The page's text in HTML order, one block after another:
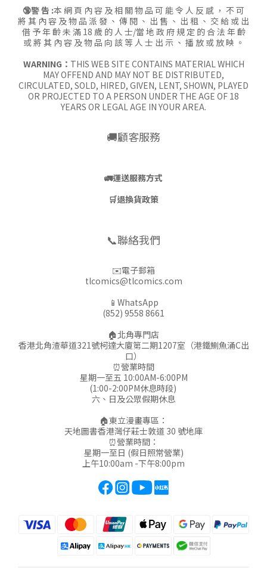
🔞警 告 :本 網 頁 內 容 及 相 關 物 品 可 能 令 人 反 感 ， 不 可
將 其 內 容 及 物 品 派 發 、 傳 閱 、 出 售 、 出 租 、 交 給 或 出
借 予 年 齡 未 滿 18 歲 的 人 士/當 地 政 府 規 定 的 合 法 年 齡
或 將 其 內 容 及 物 品 向 該 等 人 士 出 示 、 播 放 或 放 映 。
WARNING： THIS WEB SITE CONTAINS MATERIAL WHICH
MAY OFFEND AND MAY NOT BE DISTRIBUTED,
CIRCULATED, SOLD, HIRED, GIVEN, LENT, SHOWN, PLAYED
OR PROJECTED TO A PERSON UNDER THE AGE OF 18
YEARS OR LEGAL AGE IN YOUR AREA.
🚚顧客服務
🚛運送服務方式
🛒退換貨政策
📞聯絡我們
✉️電子郵箱
tlcomics@tlcomics.com
📱WhatsApp
(852) 9558 8661
🏠北角專門店
香港北角渣華道321號柯達大廈第二期1207室（港鐵鰂魚涌C出
口）
⏰營業時間
星期一至五 10:00AM-6:00PM
(1:00-2:00PM休息時段)
六、日及公眾假期休息
🏠東立漫畫專區：
天地圖書香港灣仔莊士敦道 30 號地庫
⏰營業時間：
星期一至日 (假日照常營業)
上午10:00am -下午8:00pm